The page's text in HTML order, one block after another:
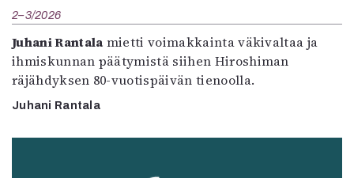
2–3/2026
Juhani Rantala mietti voimakkainta väkivaltaa ja
ihmiskunnan päätymistä siihen Hiroshiman
räjähdyksen 80-vuotispäivän tienoolla.
Juhani Rantala